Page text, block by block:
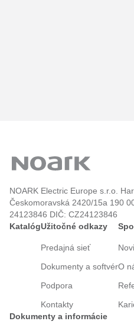
Beethovenova ulica 1, 10
HEXMAT d.o.o.
Sv. L. B. Mandića 243a,
INEL d.o.o.
Stinice 19A, 21000 Split
Zelengrad d.o.o.
Žbrlini bb, 52000 Pazin
NOARK Electric Europe s.r.o.
Českomoravská 2420/15a 190
24123846 DIČ: CZ24123846
KatalógUžitočné odkazy
Predajná sieť
Dokumenty a softvér
Podpora
Kontakty
O
Dokumenty a informácie